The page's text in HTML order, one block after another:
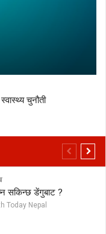
चुनौती
सकिन्छ डेंगुबाट ?
Today Nepal